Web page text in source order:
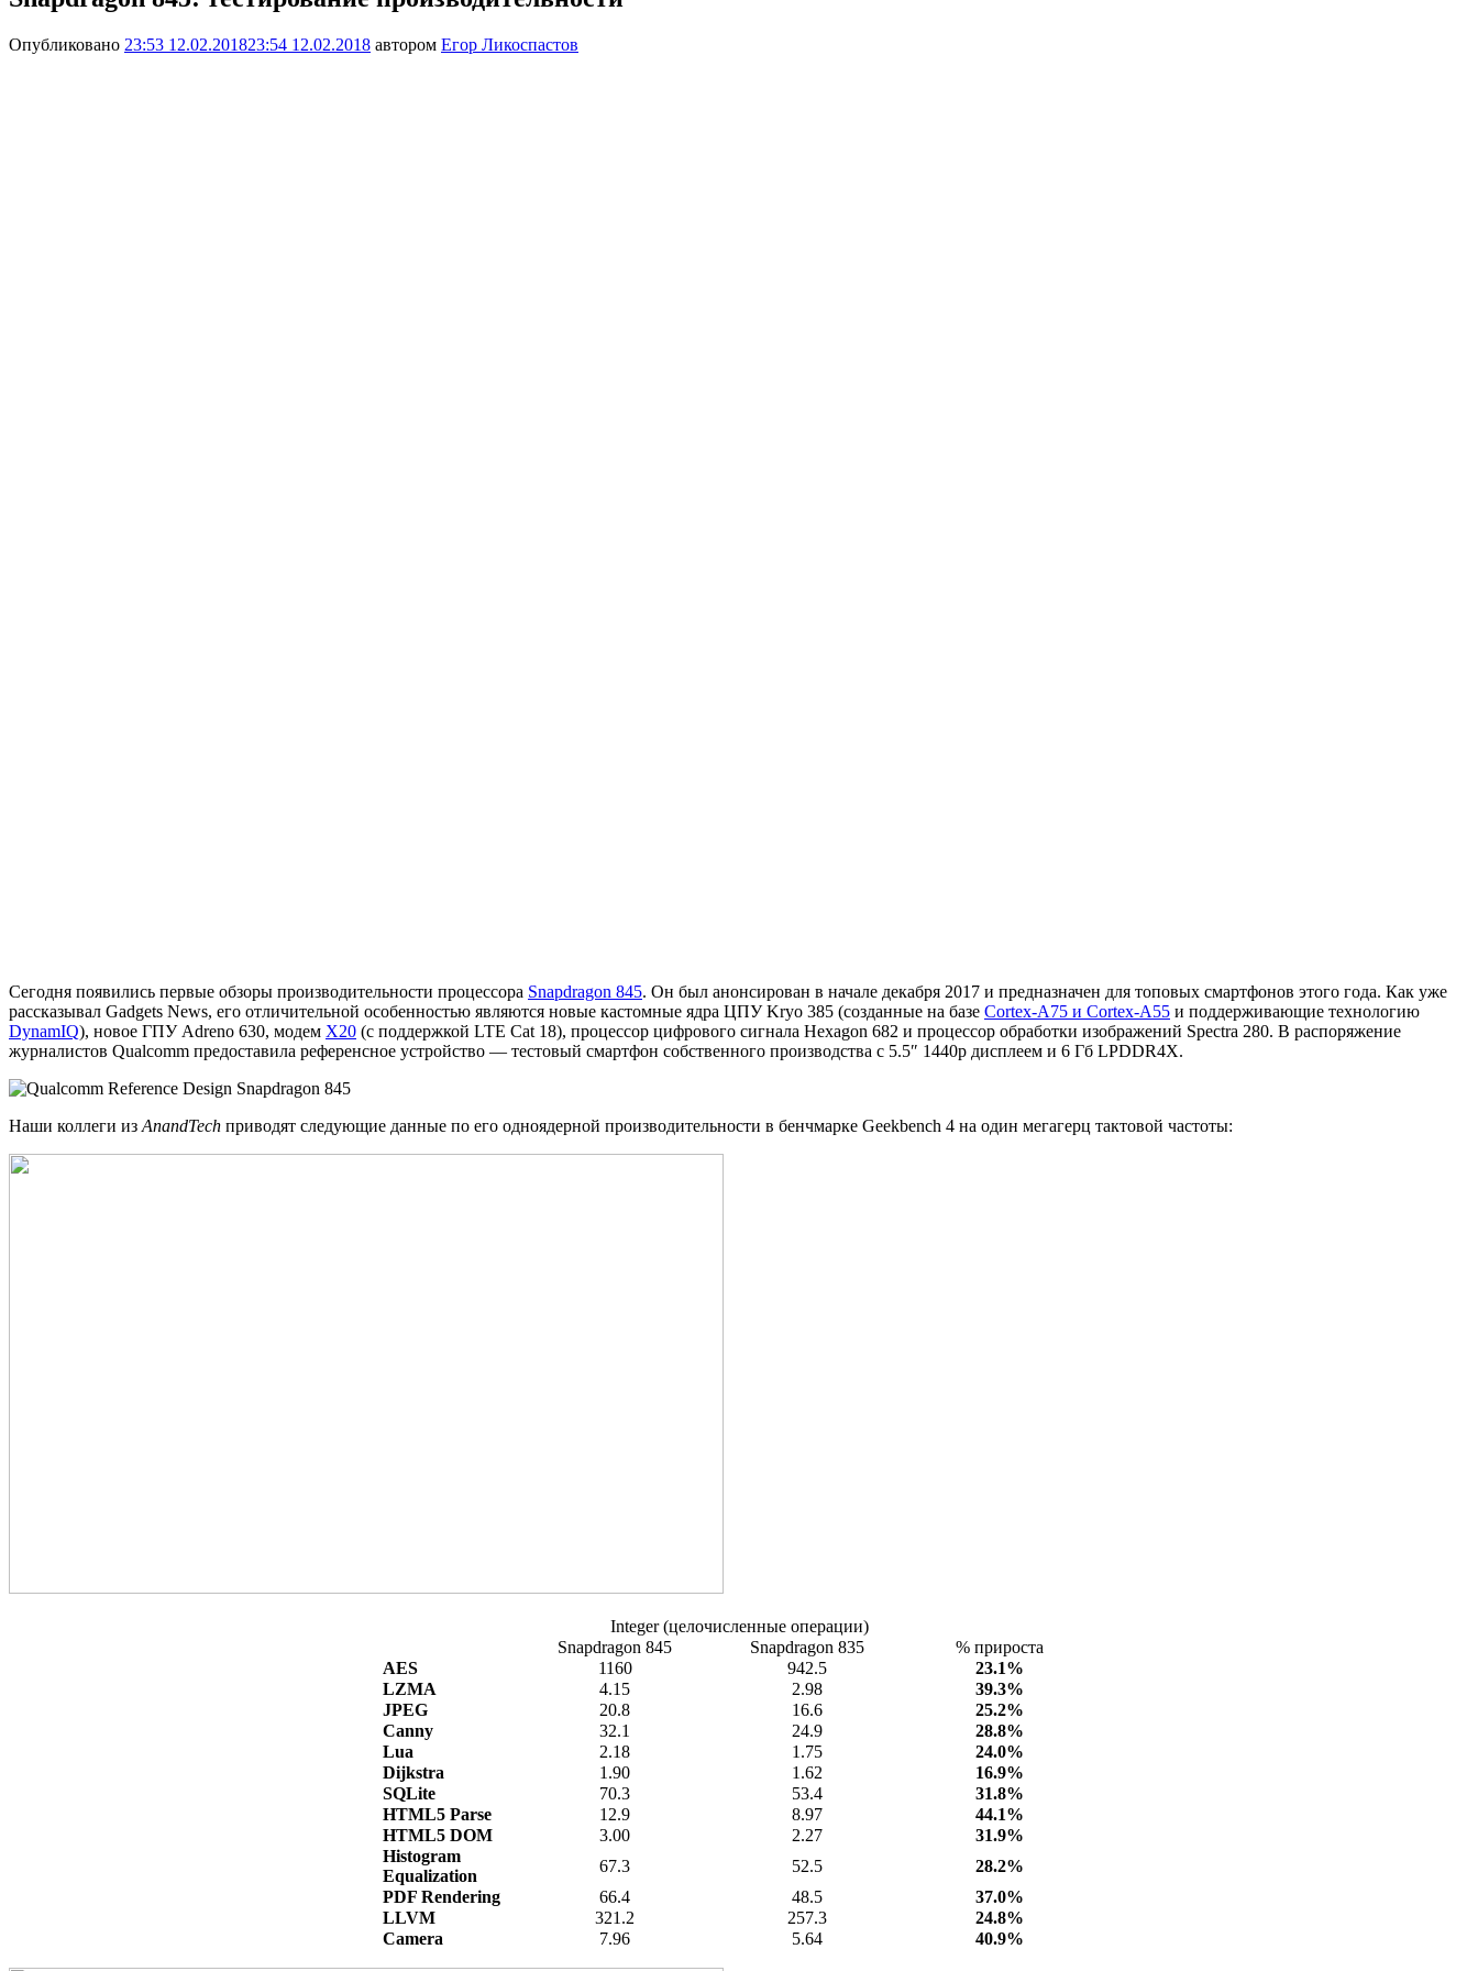
Опубликовано 23:53 12.02.201823:54 12.02.2018 автором Егор Ликоспастов
Сегодня появились первые обзоры производительности процессора Snapdragon 845. Он был анонсирован в начале декабря 2017 и предназначен для топовых смартфонов этого года. Как уже
рассказывал Gadgets News, его отличительной особенностью являются новые кастомные ядра ЦПУ Kryo 385 (созданные на базе Cortex-A75 и Cortex-A55 и поддерживающие технологию
DynamIQ), новое ГПУ Adreno 630, модем X20 (с поддержкой LTE Cat 18), процессор цифрового сигнала Hexagon 682 и процессор обработки изображений Spectra 280. В распоряжение
журналистов Qualcomm предоставила референсное устройство — тестовый смартфон собственного производства с 5.5″ 1440p дисплеем и 6 Гб LPDDR4X.
Наши коллеги из AnandTech приводят следующие данные по его одноядерной производительности в бенчмарке Geekbench 4 на один мегагерц тактовой частоты:
Integer (целочисленные операции)
Snapdragon 845
Snapdragon 835
% прироста
AES
1160 942.5
23.1%
LZMA
4.15 2.98
39.3%
JPEG
20.8 16.6
25.2%
Canny
32.1 24.9
28.8%
Lua
2.18 1.75
24.0%
Dijkstra
1.90 1.62
16.9%
SQLite
70.3 53.4
31.8%
HTML5 Parse
12.9 8.97
44.1%
HTML5 DOM
3.00 2.27
31.9%
Histogram
Equalization
67.3 52.5
28.2%
PDF Rendering
66.4 48.5
37.0%
LLVM
321.2 257.3
24.8%
Camera
7.96 5.64 40.9%